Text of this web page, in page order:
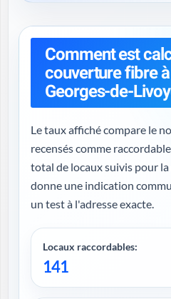
Comment est
couverture fibre
Georges-de-
Le taux affiché compare le
recensés comme raccordables FTTH
total de locaux suivis pour
donne une indication communale : il ne remplace pas
un test à l'adresse exacte.
Locaux raccordables:
141